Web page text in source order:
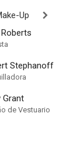
Up
Stephanoff
Grant
de Vestuario